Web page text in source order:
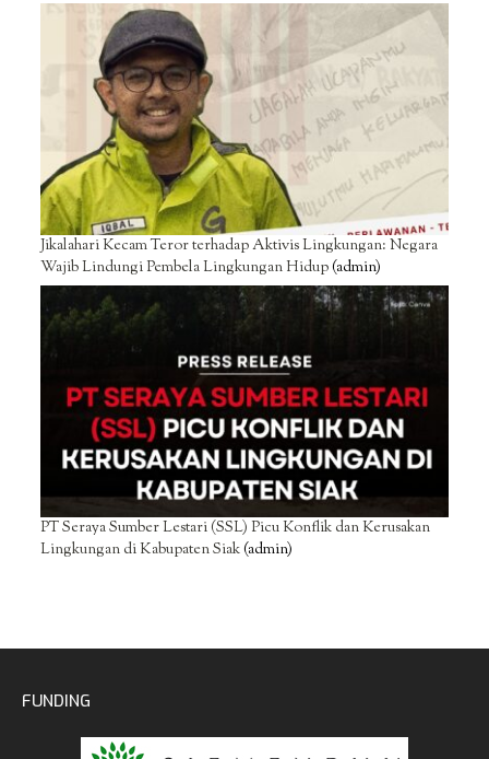
Jikalahari Kecam Teror terhadap Aktivis Lingkungan: Negara
Wajib Lindungi Pembela Lingkungan Hidup(admin)
PT Seraya Sumber Lestari (SSL) Picu Konflik dan Kerusakan
Lingkungan di Kabupaten Siak(admin)
FUNDING